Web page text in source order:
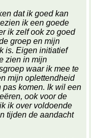
dat ik goed kan
ik een goede
ik zelf ook zo goed
groep en mijn
is. Eigen initiatief
zien in mijn
waar ik mee te
mijn oplettendheid
komen. Ik wil een
ook voor de
ik over voldoende
tijden de aandacht